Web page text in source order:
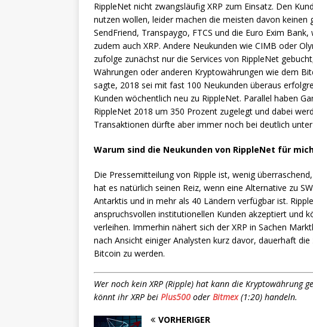
RippleNet nicht zwangsläufig XRP zum Einsatz. Den
nutzen wollen, leider machen die meisten davon keinen
SendFriend, Transpaygo, FTCS und die Euro Exim
zudem auch XRP. Andere Neukunden wie CIMB oder
zufolge zunächst nur die Services von RippleNet
Währungen oder anderen Kryptowährungen wie dem
sagte, 2018 sei mit fast 100 Neukunden überaus
Kunden wöchentlich neu zu RippleNet. Parallel haben
RippleNet 2018 um 350 Prozent zugelegt und dabei
Transaktionen dürfte aber immer noch bei deutlich unter
Warum sind die Neukunden von RippleNet für
Die Pressemitteilung von Ripple ist, wenig
hat es natürlich seinen Reiz, wenn eine Alternative zu
Antarktis und in mehr als 40 Ländern verfügbar ist.
anspruchsvollen institutionellen Kunden akzeptiert und
verleihen. Immerhin nähert sich der XRP in Sachen
nach Ansicht einiger Analysten kurz davor, dauerhaft
Bitcoin zu werden.
Wer noch kein XRP (Ripple) hat kann die Kryptowährung
könnt ihr XRP bei Plus500 oder Bitmex(1:20) handeln.
VORHERIGER